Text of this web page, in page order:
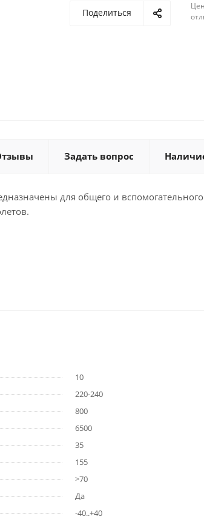
Поделиться
Задать вопрос
для общего и
10
220-240
800
6500
35
155
>70
Да
-40..+40